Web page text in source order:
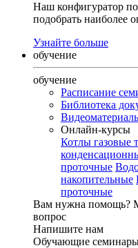
Наш конфигуратор
подобрать наиболее
Узнайте больше
обучение
обучение
Расписание
Библиотека
Онлайн-курсы
Котлы газовые
проточные
накопительные
проточные
Вам нужна помощь?
вопрос
Напишите нам
Обучающие